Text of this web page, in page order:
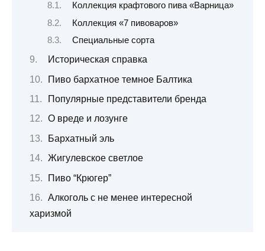
Коллекция крафтового пива «Варница»
Коллекция «7 пивоваров»
Специальные сорта
Историческая справка
Пиво бархатное темное Балтика
Популярные представители бренда
О вреде и лозунге
Бархатный эль
Жигулевское светлое
Пиво “Крюгер”
Алкоголь с не менее интересной
харизмой